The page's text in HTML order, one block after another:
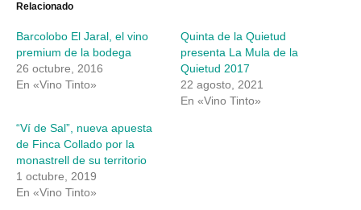
abre
ventana
nueva)
ventana
nueva)
Relacionado
Barcolobo El Jaral, el vino
premium de la bodega
26 octubre, 2016
En «Vino Tinto»
Quinta de la Quietud
presenta La Mula de la
Quietud 2017
22 agosto, 2021
En «Vino Tinto»
“Ví de Sal”, nueva apuesta
de Finca Collado por la
monastrell de su territorio
1 octubre, 2019
En «Vino Tinto»